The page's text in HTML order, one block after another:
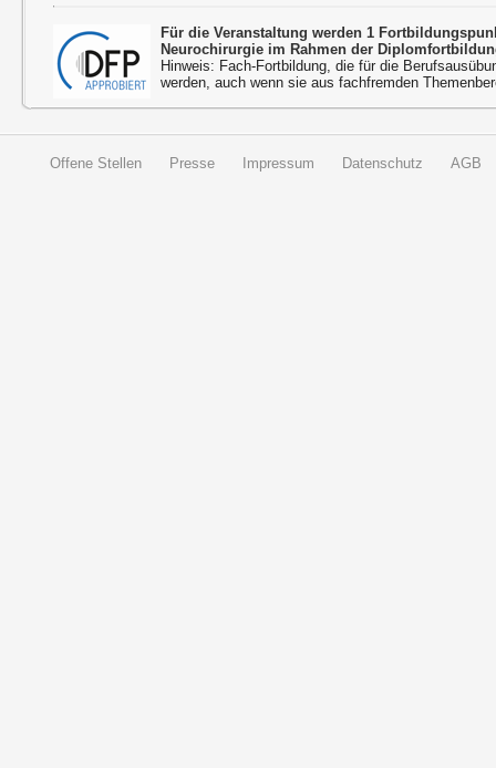
Für die Veranstaltung werden 1
Neurochirurgie im Rahmen der
Hinweis: Fach-Fortbildung, die für die
werden, auch wenn sie aus fachfremden
Offene Stellen Presse Impressum Datenschutz AGB